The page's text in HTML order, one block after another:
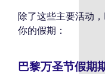
除了这些主要活动
你的假期：
巴黎万圣节假期